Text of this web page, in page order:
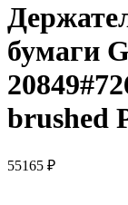
бумаги
brushed
55165 ₽